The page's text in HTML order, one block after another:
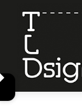
content